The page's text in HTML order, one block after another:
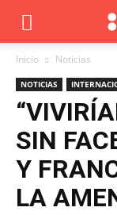
Inicio Noticias
NOTICIAS
SIN
Y
LA